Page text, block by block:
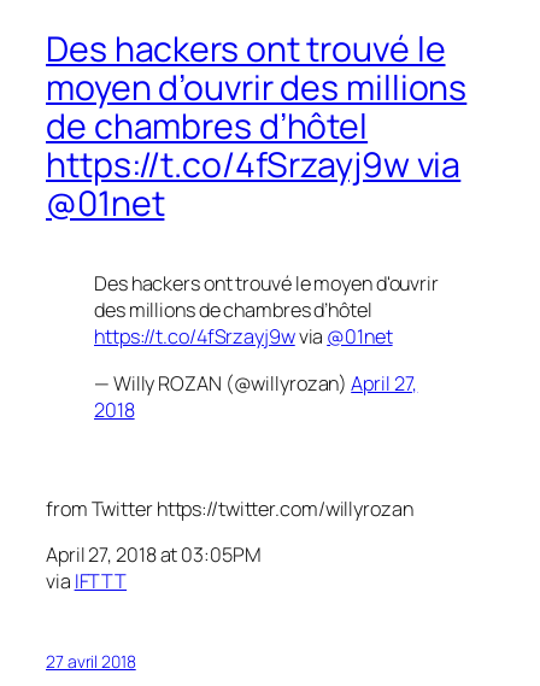
Des hackers ont trouvé le
moyen d’ouvrir des millions
de chambres d’hôtel
https://t.co/4fSrzayj9w via
@01net
Des hackers ont trouvé le moyen d'ouvrir
des millions de chambres d’hôtel
https://t.co/4fSrzayj9wvia @01net
— Willy ROZAN (@willyrozan)April 27,
2018
from Twitter https://twitter.com/willyrozan
April 27, 2018 at 03:05PM
via IFTTT
27 avril 2018